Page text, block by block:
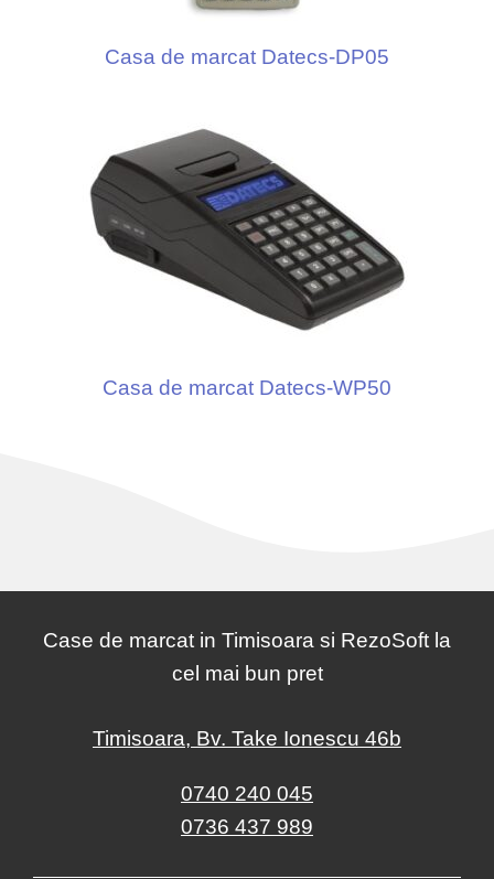
Casa de marcat Datecs-DP05
Casa de marcat Datecs-WP50
Case de marcat in Timisoara si RezoSoft la
cel mai bun pret
Timisoara, Bv. Take Ionescu 46b
0740 240 045
0736 437 989